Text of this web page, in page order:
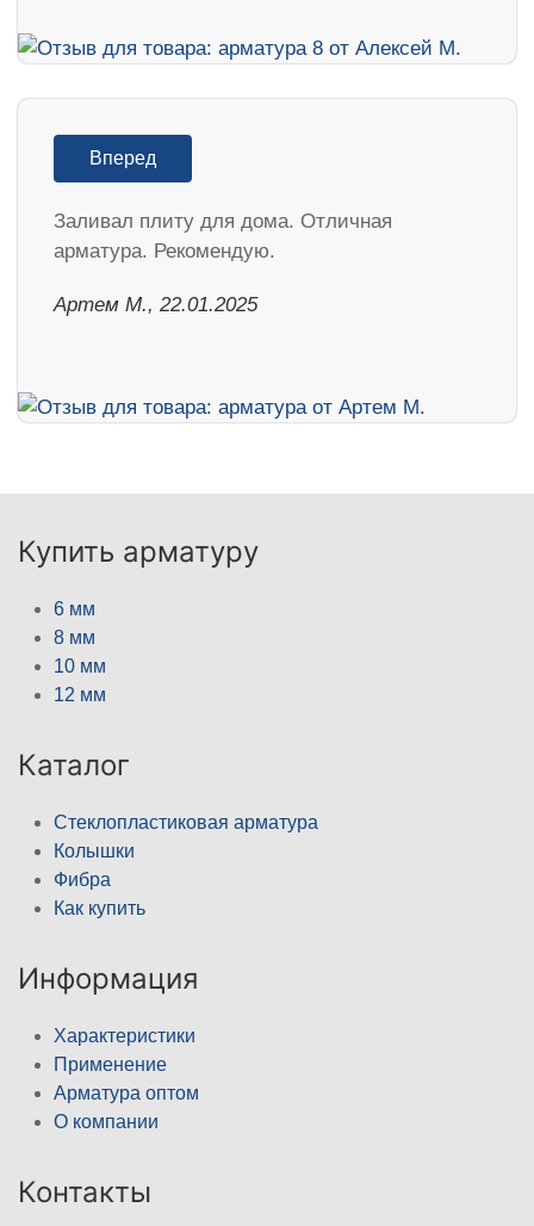
Вперед
Заливал плиту для дома. Отличная
арматура. Рекомендую.
Артем М., 22.01.2025
Купить арматуру
6 мм
8 мм
10 мм
12 мм
Каталог
Стеклопластиковая арматура
Колышки
Фибра
Как купить
Информация
Характеристики
Применение
Арматура оптом
О компании
Контакты